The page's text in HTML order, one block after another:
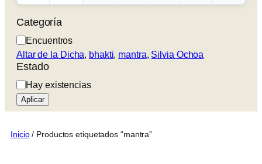
Categoría
Categoría
Encuentros
Altar de la Dicha, bhakti, mantra, Silvia Ochoa
Estado
Estado
Hay existencias
Aplicar
Inicio/ Productos etiquetados “mantra”